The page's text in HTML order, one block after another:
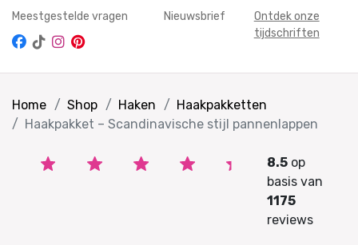
Meestgestelde vragen Nieuwsbrief
Ontdek onze
tijdschriften
Home Shop Haken
Haakpakketten
Haakpakket – Scandinavische stijl pannenlappen
8.5op
basis van
1175
reviews